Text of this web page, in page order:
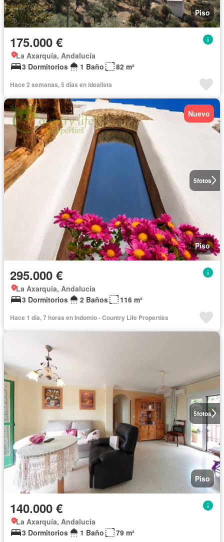
Piso
175.000 €
La Axarquía, Andalucía
3 Dormitorios
1 Baño 82 m²
Hace 2 semanas, 5 días en idealista
5fotos
Nuevo
Piso
295.000 €
La Axarquía, Andalucía
3 Dormitorios
2 Baños 116 m²
Hace 1 día, 7 horas en Indomio - Country Life Properties
5fotos
Piso
140.000 €
La Axarquía, Andalucía
3 Dormitorios
1 Baño 79 m²